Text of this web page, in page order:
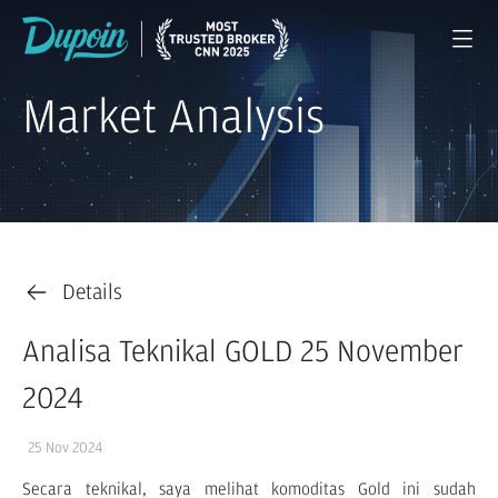
Market Analysis
Details
Analisa Teknikal GOLD 25 November
2024
25 Nov 2024
Secara teknikal, saya melihat komoditas Gold ini sudah